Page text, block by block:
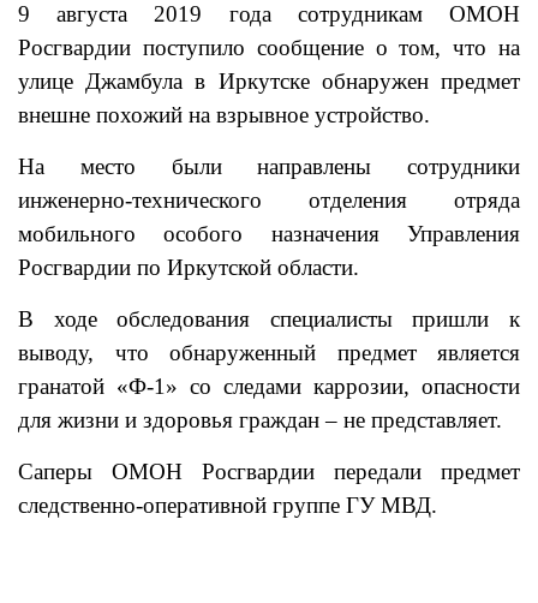
9 августа 2019 года сотрудникам ОМОН
Росгвардии поступило сообщение о том, что на
улице Джамбула в Иркутске обнаружен предмет
внешне похожий на взрывное устройство.
На место были направлены сотрудники
инженерно-технического отделения отряда
мобильного особого назначения Управления
Росгвардии по Иркутской области.
В ходе обследования специалисты пришли к
выводу, что обнаруженный предмет является
гранатой «Ф-1» со следами каррозии, опасности
для жизни и здоровья граждан – не представляет.
Саперы ОМОН Росгвардии передали предмет
следственно-оперативной группе ГУ МВД.